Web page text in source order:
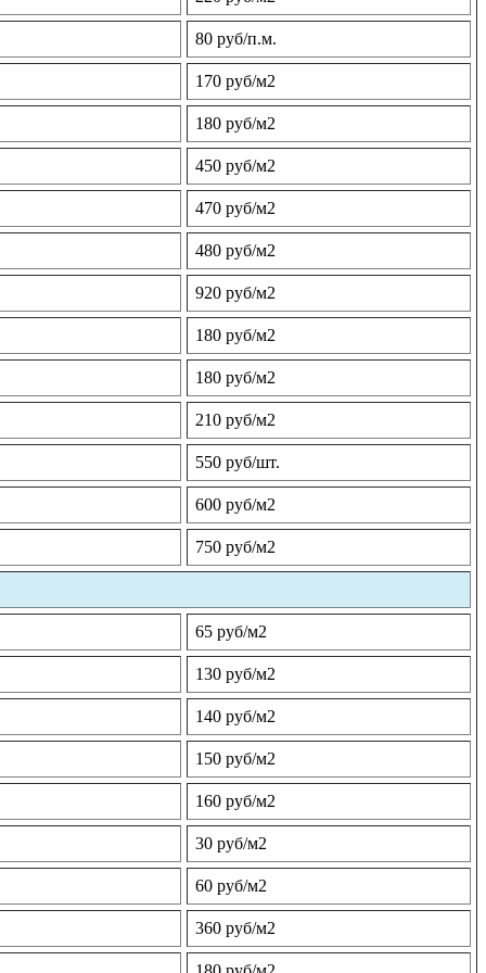
80 руб/п.м.
170 руб/м2
180 руб/м2
450 руб/м2
470 руб/м2
480 руб/м2
920 руб/м2
180 руб/м2
180 руб/м2
210 руб/м2
550 руб/шт.
600 руб/м2
750 руб/м2
65 руб/м2
130 руб/м2
140 руб/м2
150 руб/м2
160 руб/м2
30 руб/м2
60 руб/м2
360 руб/м2